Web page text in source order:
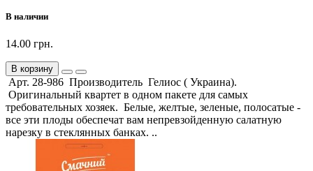
В наличии
14.00 грн.
В корзину
Арт. 28-986 Производитель Гелиос ( Украина).
Оригинальный квартет в одном пакете для самых
требовательных хозяек. Белые, желтые, зеленые, полосатые -
все эти плоды обеспечат вам непревзойденную салатную
нарезку в стеклянных банках. ..